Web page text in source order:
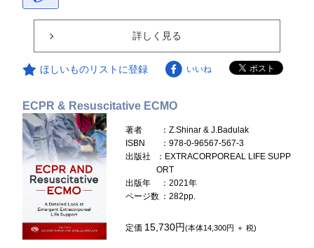
詳しく見る
ほしいものリストに登録 いいね
ECPR & Resuscitative ECMO
著者
：Z.Shinar & J.Badulak
ISBN
：978-0-96567-567-3
出版社
：EXTRACORPOREAL LIFE SUPP
ORT
出版年
：2021年
ページ数 ：282pp.
定価 15,730円(本体14,300円 ＋ 税)